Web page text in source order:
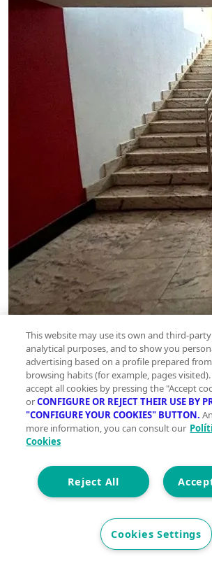
This website may use its own and third-
analytical purposes, and to show you
advertising based on a profile prepared
browsing habits (for example, pages visited).
accept all cookies by pressing the "Accept
orCONFIGURE OR REJECT THEIR USE BY
"CONFIGURE YOUR COOKIES" BUTTON.
more information, you can consult our
Cookies
Reject All
Cookies Settings